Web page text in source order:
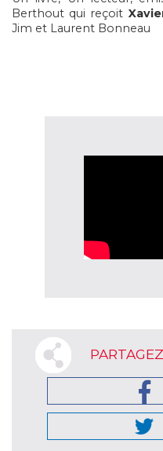
Berthout qui reçoit
Jim et Laurent Bonneau
PARTAGEZ